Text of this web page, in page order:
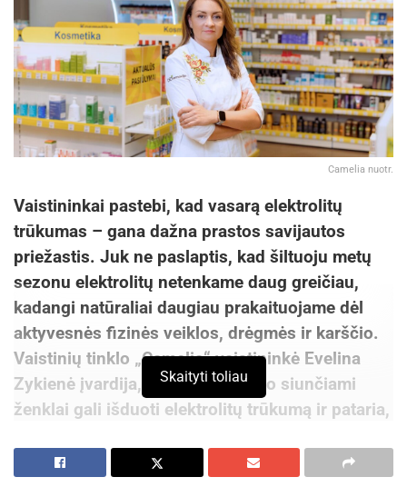
Camelia nuotr.
Vaistininkai pastebi, kad vasarą elektrolitų
trūkumas – gana dažna prastos savijautos
priežastis. Juk ne paslaptis, kad šiltuoju metų
sezonu elektrolitų netenkame daug greičiau,
kadangi natūraliai daugiau prakaituojame dėl
aktyvesnės fizinės veiklos, drėgmės ir karščio.
Vaistinių tinklo „Camelia“ vaistininkė Evelina
Zykienė įvardija, kokie organizmo siunčiami
ženklai gali išduoti elektrolitų trūkumą ir pataria,
Elektrolitai, tokie kaip magnis, kalis, kalcis, natris
Skaityti toliau